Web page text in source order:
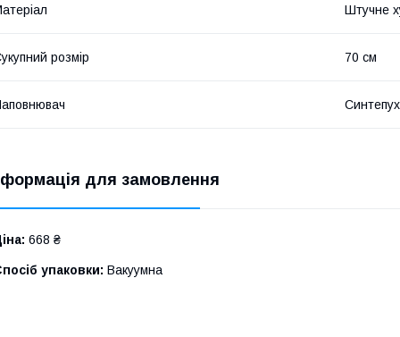
Штучне
розмір 70 см
для замовлення
668 ₴
упаковки: Вакуумна